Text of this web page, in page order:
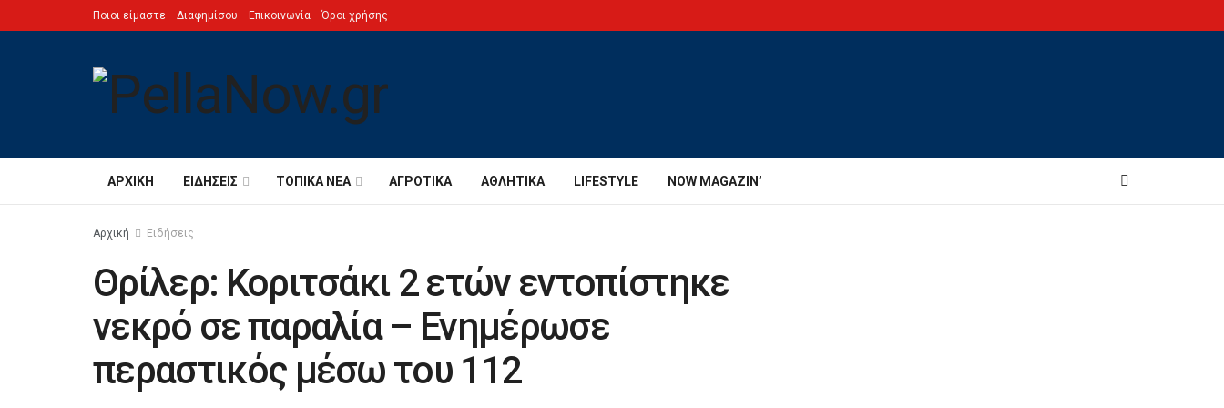
Ποιοι είμαστε Διαφημίσου Επικοινωνία Όροι χρήσης
ΑΡΧΙΚΉ ΕΙΔΉΣΕΙΣ ΤΟΠΙΚΆ ΝΈΑ ΑΓΡΟΤΙΚΆ ΑΘΛΗΤΙΚΆ LIFESTYLE NOW MAGAZIN’
Αρχική Ειδήσεις
Θρίλερ: Κοριτσάκι 2 ετών εντοπίστηκε
νεκρό σε παραλία – Ενημέρωσε
περαστικός μέσω του 112